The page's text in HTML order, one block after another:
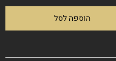
הוספה לסל